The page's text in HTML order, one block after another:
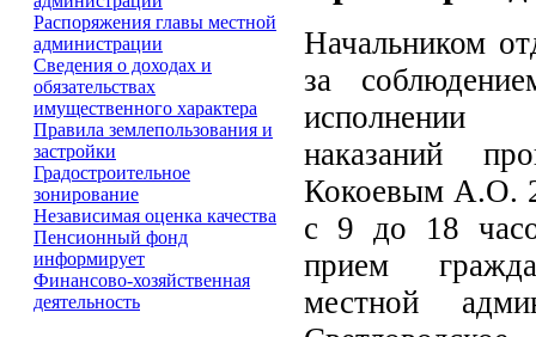
Распоряжения главы местной
администрации
Сведения о доходах и
обязательствах
имущественного характера
Правила землепользования и
застройки
Градостроительное
зонирование
Независимая оценка качества
Пенсионный фонд
информирует
Финансово-хозяйственная
деятельность
Начальником
за
наказаний
Кокоевым А.О.
с 9 до 18
прием
местной